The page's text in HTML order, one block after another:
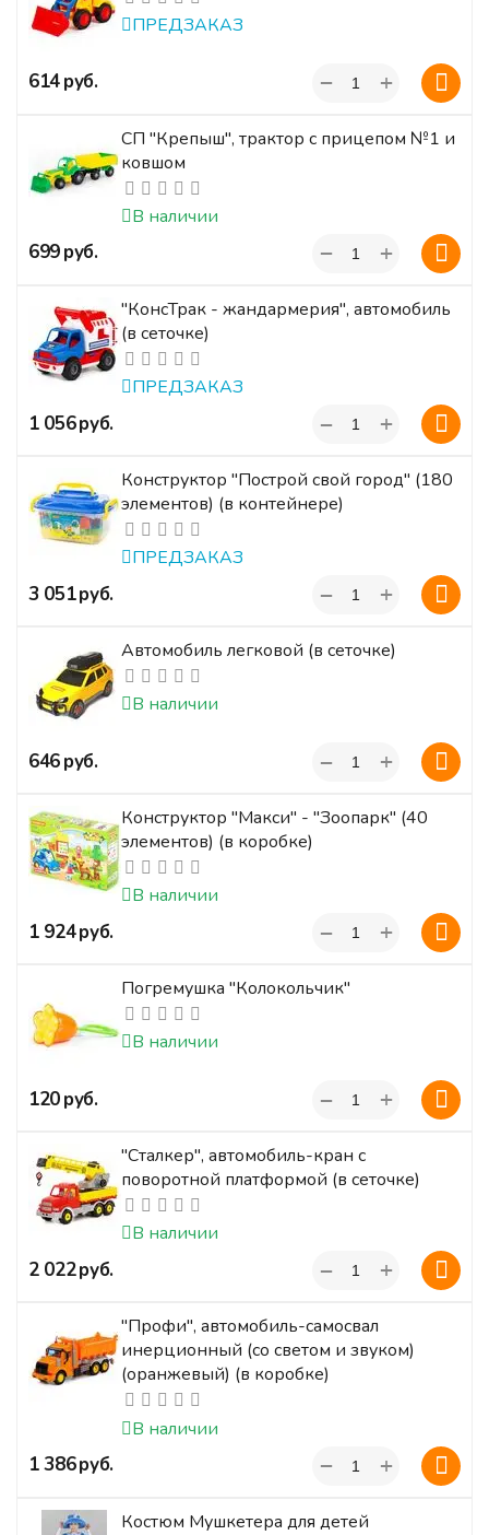
ПРЕДЗАКАЗ
‍614‍руб. +
−
СП "Крепыш", трактор с прицепом №1 и
ковшом
В наличии
‍699‍руб. +
−
"КонсТрак - жандармерия", автомобиль
(в сеточке)
ПРЕДЗАКАЗ
‍1 056‍руб. +
−
Конструктор "Построй свой город" (180
элементов) (в контейнере)
ПРЕДЗАКАЗ
‍3 051‍руб. +
−
Автомобиль легковой (в сеточке)
В наличии
‍646‍руб. +
−
Конструктор "Макси" - "Зоопарк" (40
элементов) (в коробке)
В наличии
‍1 924‍руб. +
−
Погремушка "Колокольчик"
В наличии
‍120‍руб. +
−
"Сталкер", автомобиль-кран с
поворотной платформой (в сеточке)
В наличии
‍2 022‍руб. +
−
"Профи", автомобиль-самосвал
инерционный (со светом и звуком)
(оранжевый) (в коробке)
В наличии
‍1 386‍руб. +
−
Костюм Мушкетера для детей